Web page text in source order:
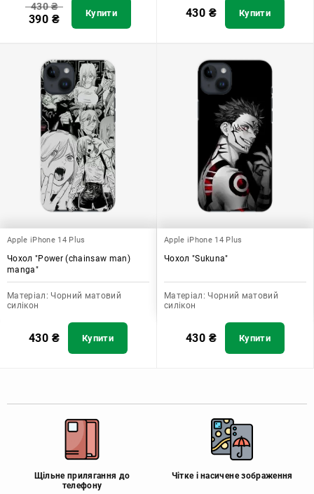
430₴
390 ₴ Купити 430 ₴ Купити
Apple iPhone 14 Plus
Чохол "Power (chainsaw man)
manga"
Матеріал: Чорний матовий
силікон
430 ₴ Купити
Apple iPhone 14 Plus
Чохол "Sukuna"
Матеріал: Чорний матовий
силікон
430 ₴ Купити
Щільне прилягання до
телефону
Чітке і насичене зображення